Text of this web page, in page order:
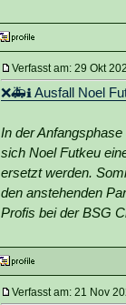
Verfasst am: 29 Okt
❌🚑ℹ️ Ausfall Noel
In der
sich Noel Futkeu
ersetzt werden.
den anstehenden
Profis bei der BSG
Verfasst am: 21 Nov